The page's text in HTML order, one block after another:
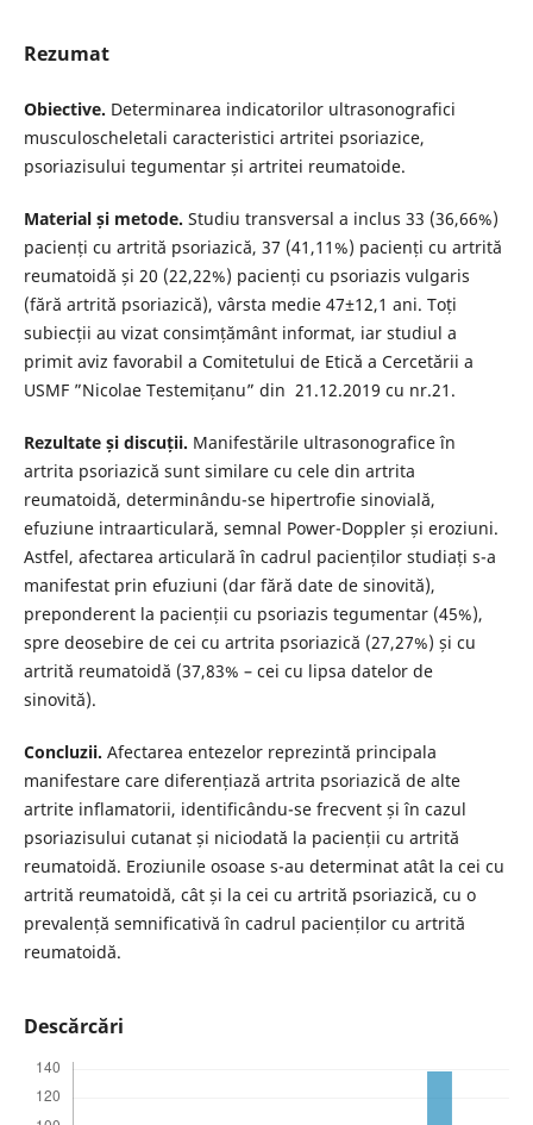
Rezumat
Obiective. Determinarea indicatorilor ultrasonografici
musculoscheletali caracteristici artritei psoriazice,
psoriazisului tegumentar și artritei reumatoide.
Material și metode. Studiu transversal a inclus 33 (36,66%)
pacienți cu artrită psoriazică, 37 (41,11%) pacienți cu artrită
reumatoidă și 20 (22,22%) pacienți cu psoriazis vulgaris
(fără artrită psoriazică), vârsta medie 47±12,1 ani. Toți
subiecții au vizat consimțământ informat, iar studiul a
primit aviz favorabil a Comitetului de Etică a Cercetării a
USMF ”Nicolae Testemițanu” din 21.12.2019 cu nr.21.
Rezultate și discuții. Manifestările ultrasonografice în
artrita psoriazică sunt similare cu cele din artrita
reumatoidă, determinându-se hipertrofie sinovială,
efuziune intraarticulară, semnal Power-Doppler și eroziuni.
Astfel, afectarea articulară în cadrul pacienților studiați s-a
manifestat prin efuziuni (dar fără date de sinovită),
preponderent la pacienții cu psoriazis tegumentar (45%),
spre deosebire de cei cu artrita psoriazică (27,27%) și cu
artrită reumatoidă (37,83% – cei cu lipsa datelor de
sinovită).
Concluzii. Afectarea entezelor reprezintă principala
manifestare care diferențiază artrita psoriazică de alte
artrite inflamatorii, identificându-se frecvent și în cazul
psoriazisului cutanat și niciodată la pacienții cu artrită
reumatoidă. Eroziunile osoase s-au determinat atât la cei cu
artrită reumatoidă, cât și la cei cu artrită psoriazică, cu o
prevalență semnificativă în cadrul pacienților cu artrită
reumatoidă.
Descărcări